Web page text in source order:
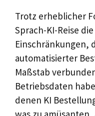
Trotz erheblicher
Sprach-KI-Reise
Einschränkungen,
automatisierter
Maßstab
Betriebsdaten
denen KI